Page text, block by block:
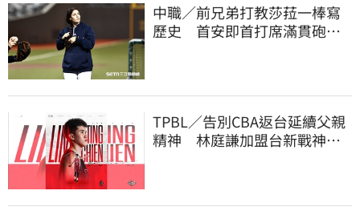
中職／前兄弟打教莎菈一棒寫
歷史 首安即首打席滿貫砲！
TPBL／告別CBA返台延續父親
精神 林庭謙加盟台新戰神！